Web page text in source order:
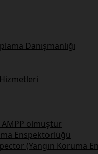
Danışmanlığı
AMPP olmuştur
Enspektörlüğü
(Yangın Koruma